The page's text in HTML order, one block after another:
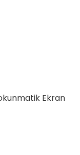
Ekran